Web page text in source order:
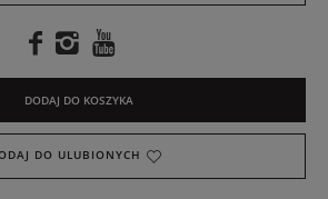
DODAJ DO KOSZYKA
DO ULUBIONYCH